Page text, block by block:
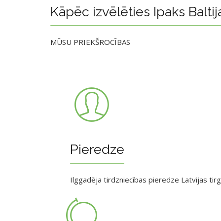
Kāpēc izvēlēties Ipaks
MŪSU PRIEKŠROCĪBAS
Pieredze
Ilggadēja tirdzniecības pieredze Latvijas